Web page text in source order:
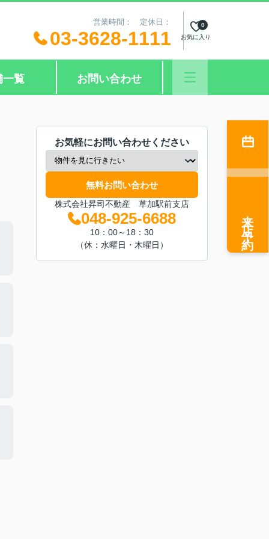
営業時間： 定休日：
03-3628-1111 お気に入り
0
一覧 お問い合わせ
お気軽にお問い合わせください
無料お問い合わせ
株式会社昇司不動産 草加駅前支店
048-925-6688
10：00～18：30
（休：水曜日・木曜日）
来店予約